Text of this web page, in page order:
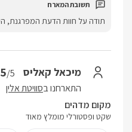
תודה על חוות הדעת המפרגנת,
מיכאל קאליס 5/5
התארחנו בסוויטת אלין
מקום מדהים
שקט ופסטורלי מומלץ מאוד